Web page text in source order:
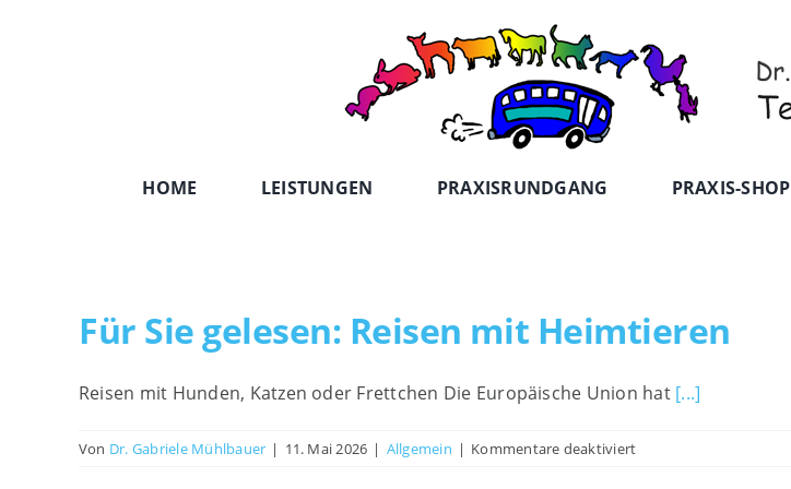
HOME LEISTUNGEN PRAXISRUNDGANG PRAXIS-SHOP
Für Sie gelesen: Reisen mit Heimtieren
Reisen mit Hunden, Katzen oder Frettchen Die Europäische Union hat [...]
Von Dr. Gabriele Mühlbauer | 11. Mai 2026 | Allgemein | Kommentare deaktiviertfür